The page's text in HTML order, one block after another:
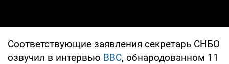
Соответствующие заявления секретарь СНБО
озвучил в интервью BBC, обнародованном 11